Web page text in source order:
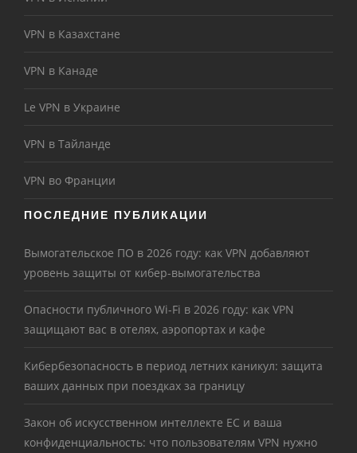
VPN в Казахстане
VPN в Канаде
Le VPN в Украине
VPN в Тайланде
VPN во Франции
ПОСЛЕДНИЕ ПУБЛИКАЦИИ
Вымогательское ПО в 2026 году: как VPN добавляют
уровень защиты от кибер-вымогательства
Опасности публичного Wi-Fi в 2026 году: как VPN
защищают вас в отелях, аэропортах и кафе
Кибербезопасность в период летних каникул: защита
ваших данных при поездках за границу
Закон об искусственном интеллекте ЕС и ваша
конфиденциальность: что пользователям VPN нужно